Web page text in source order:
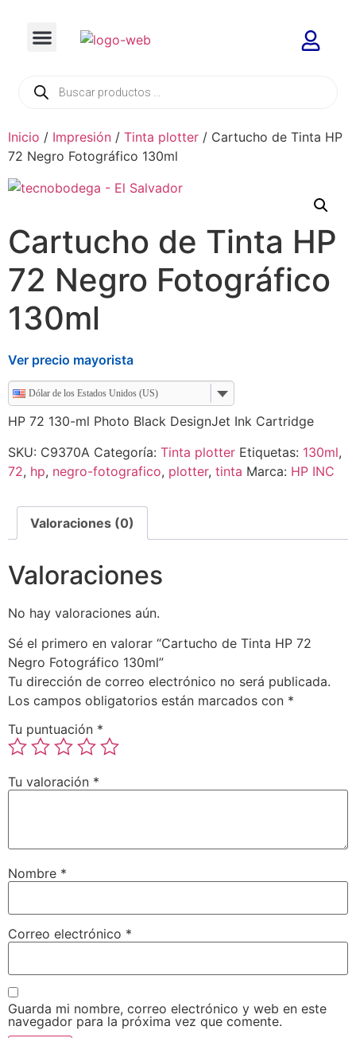
Inicio / Impresión / Tinta plotter / Cartucho de Tinta HP
72 Negro Fotográfico 130ml
Cartucho de Tinta HP
72 Negro Fotográfico
130ml
Ver precio mayorista
Dólar de los Estados Unidos (US)
HP 72 130-ml Photo Black DesignJet Ink Cartridge
SKU: C9370A Categoría: Tinta plotter Etiquetas: 130ml,
72, hp, negro-fotografico, plotter, tinta Marca: HP INC
Valoraciones (0)
Valoraciones
No hay valoraciones aún.
Sé el primero en valorar “Cartucho de Tinta HP 72
Negro Fotográfico 130ml”
Tu dirección de correo electrónico no será publicada.
Los campos obligatorios están marcados con *
Tu puntuación *
Tu valoración *
Nombre *
Correo electrónico *
Guarda mi nombre, correo electrónico y web en este
navegador para la próxima vez que comente.